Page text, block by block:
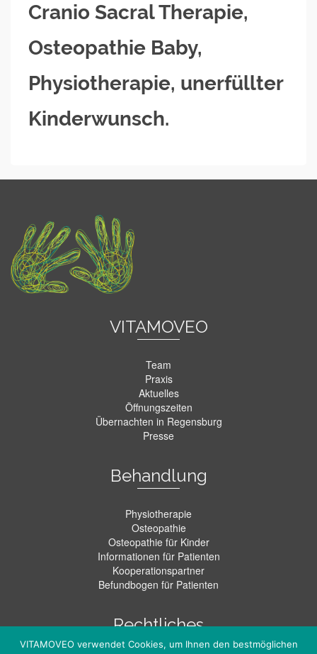
Cranio Sacral Therapie,
Osteopathie Baby,
Physiotherapie, unerfüllter
Kinderwunsch.
VITAMOVEO
Team
Praxis
Aktuelles
Öffnungszeiten
Übernachten in Regensburg
Presse
Behandlung
Physiotherapie
Osteopathie
Osteopathie für Kinder
Informationen für Patienten
Kooperationspartner
Befundbogen für Patienten
Rechtliches
VITAMOVEO verwendet Cookies, um Ihnen den bestmöglichen